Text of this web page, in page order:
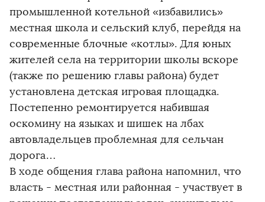
промышленной котельной «избавились»
местная школа и сельский клуб, перейдя на
современные блочные «котлы». Для юных
жителей села на территории школы вскоре
(также по решению главы района) будет
установлена детская игровая площадка.
Постепенно ремонтируется набившая
оскомину на языках и шишек на лбах
автовладельцев проблемная для сельчан
дорога…
В ходе общения глава района напомнил, что
власть - местная или районная - участвует в